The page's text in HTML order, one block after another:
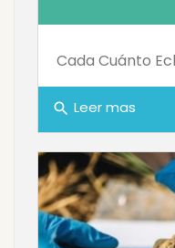
Cada Cuánto
search Leer mas